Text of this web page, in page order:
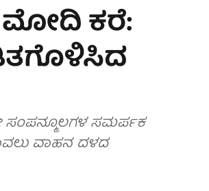
ಮೋದಿ ಕರೆ:
ಸಂಪನ್ಮೂಲಗಳ ಸಮರ್ಪಕ
ವಾಹನ ದಳದ